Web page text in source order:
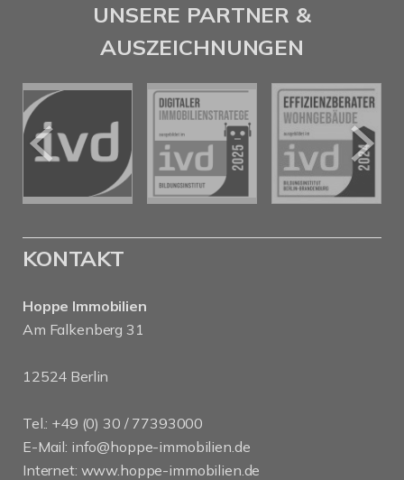
UNSERE PARTNER &
AUSZEICHNUNGEN
KONTAKT
Hoppe Immobilien
Am Falkenberg 31
12524 Berlin
Tel.: +49 (0) 30 / 77393000
E-Mail: info@hoppe-immobilien.de
Internet: www.hoppe-immobilien.de